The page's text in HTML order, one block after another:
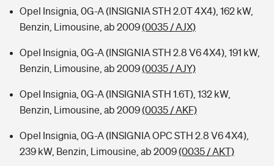
Opel Insignia, 0G-A (INSIGNIA STH 2.0T 4X4), 162 kW,
Benzin, Limousine, ab 2009(0035 / AJX)
Opel Insignia, 0G-A (INSIGNIA STH 2.8 V6 4X4), 191 kW,
Benzin, Limousine, ab 2009(0035 / AJY)
Opel Insignia, 0G-A (INSIGNIA STH 1.6T), 132 kW,
Benzin, Limousine, ab 2009(0035 / AKF)
Opel Insignia, 0G-A (INSIGNIA OPC STH 2.8 V6 4X4),
239 kW, Benzin, Limousine, ab 2009(0035 / AKT)